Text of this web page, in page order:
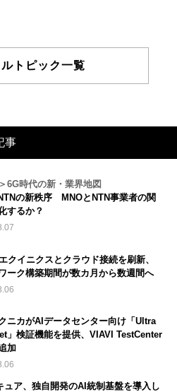
トピック一覧
事
6G時代の新・業界地図
の新秩序 MNOとNTN事業者の関
するか？
クイニクスとクラウド接続を刷新、
ーク構築期間が数カ月から数週間へ
ニカがAIデータセンター向け「Ultra
」検証機能を提供、VIAVI TestCenter
加
ュア、独自開発のAI統制基盤を導入し